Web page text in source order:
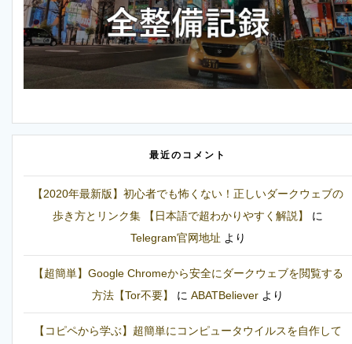
最近のコメント
【2020年最新版】初心者でも怖くない！正しいダークウェブの
歩き方とリンク集 【日本語で超わかりやすく解説】
に
Telegram官网地址 より
【超簡単】Google Chromeから安全にダークウェブを閲覧する
方法【Tor不要】
に ABATBeliever より
【コピペから学ぶ】超簡単にコンピュータウイルスを自作して